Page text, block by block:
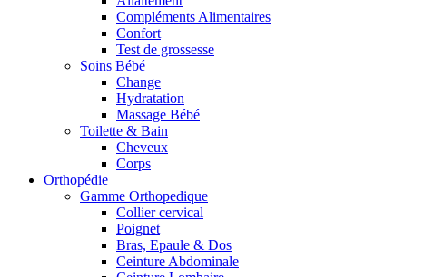
Compléments Alimentaires
Confort
Test de grossesse
Soins Bébé
Change
Hydratation
Massage Bébé
Toilette & Bain
Cheveux
Corps
Orthopédie
Gamme Orthopedique
Collier cervical
Poignet
Bras, Epaule & Dos
Ceinture Abdominale